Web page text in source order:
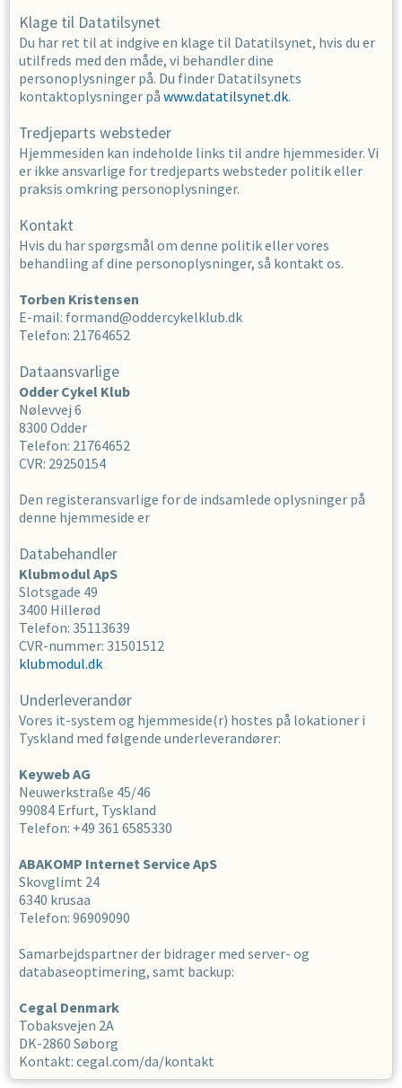
Klage til Datatilsynet
Du har ret til at indgive en klage til Datatilsynet, hvis du er
utilfreds med den måde, vi behandler dine
personoplysninger på. Du finder Datatilsynets
kontaktoplysninger på www.datatilsynet.dk.
Tredjeparts websteder
Hjemmesiden kan indeholde links til andre hjemmesider. Vi
er ikke ansvarlige for tredjeparts websteder politik eller
praksis omkring personoplysninger.
Kontakt
Hvis du har spørgsmål om denne politik eller vores
behandling af dine personoplysninger, så kontakt os.
Torben Kristensen
E-mail: formand@oddercykelklub.dk
Telefon: 21764652
Dataansvarlige
Odder Cykel Klub
Nølevvej 6
8300 Odder
Telefon: 21764652
CVR: 29250154
Den registeransvarlige for de indsamlede oplysninger på
denne hjemmeside er
Databehandler
Klubmodul ApS
Slotsgade 49
3400 Hillerød
Telefon: 35113639
CVR-nummer: 31501512
klubmodul.dk
Underleverandør
Vores it-system og hjemmeside(r) hostes på lokationer i
Tyskland med følgende underleverandører:
Keyweb AG
Neuwerkstraße 45/46
99084 Erfurt, Tyskland
Telefon: +49 361 6585330
ABAKOMP Internet Service ApS
Skovglimt 24
6340 krusaa
Telefon: 96909090
Samarbejdspartner der bidrager med server- og
databaseoptimering, samt backup:
Cegal Denmark
Tobaksvejen 2A
DK-2860 Søborg
Kontakt: cegal.com/da/kontakt